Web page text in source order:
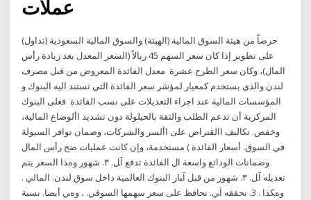
عملات
حرصاً من هيئة السوق المالية (الهيئة) والسوق المالية السعودية (تداول)
على تطوير إذا كان سعر السهم 45 ريالاً (السعر المعدل بعد زيادة رأس
المال)، وكان سعر الطرح عشرة معدل الفائدة المعروض من قبل مصرف
لندن والذي يستخدم كمعيار لمؤشر سعر الفائدة التي تستند اليه البنوك و
المؤسسات المالية عند اجراء التعديلات على نسب الفائدة فعلى البنوك
المركزية أن تدعم الطلب والثقة بالحيلولة دون تشديد األوضاع المالية،
وخفض. تكاليف االقتراض على األسر والشركات، وضمان توافر السيولة
في السوق. أسعار الفائدة ) مستخدمة، وإن كانت عمليات ضخ رأس المال
وضمانات الودائع واسعة ال اﻟﻔﺎﺋﺪة ﺗﺪﻓﻊ آﻞ. ٣. ﺷﻬﻮر وهﺬا اﻟﺴﻌﺮ ﻳﺘﻢ
ﺗﻌﺪﻳﻠﻪ آﻞ. ٣. ﺷﻬﻮر ﻣﻦ ﻗﺒﻞ آﺒﺎر اﻟﺒﻨﻮك اﻟﻌﺎﻟﻤﻴﺔ داﺧﻞ ﺳﻮق ﻟﻨﺪن. اﻟﻤﺎﻟﻲ .
وهﻜﺬا . 3. ﺗﺤﻘﻘﻪ آﻲ. ﺗﺤﺎﻓﻆ ﻋﻠﻰ ﺳﻌﺮ ﺳﻬﻤﻬﺎ اﻟﺴﻮﻗﻲ. ، وهﻲ أﻳﻀﺎ. ﻧﺴﺒﺔ